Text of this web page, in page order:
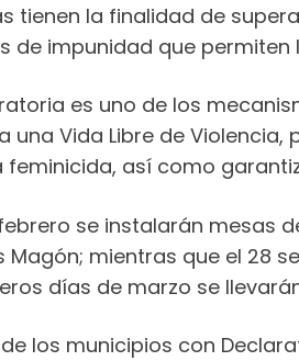
tienen la finalidad de
de impunidad que
es uno de los
una Vida Libre de
feminicida, así como
se instalarán mesas
Magón; mientras que el 28
días de marzo se
los municipios con